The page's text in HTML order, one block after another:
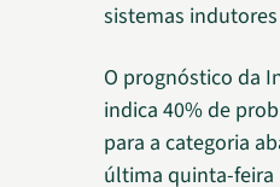
sistemas
O prognóstico da
indica 40% de
para a categoria
última quinta-feira